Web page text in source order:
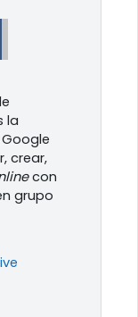
la
crear,
con
grupo